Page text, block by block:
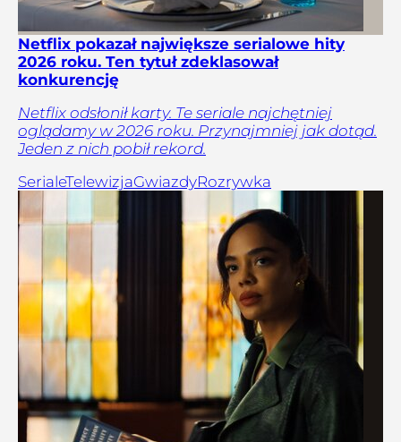
Netflix pokazał największe serialowe hity
2026 roku. Ten tytuł zdeklasował
konkurencję
Netflix odsłonił karty. Te seriale najchętniej
oglądamy w 2026 roku. Przynajmniej jak dotąd.
Jeden z nich pobił rekord.
SerialeTelewizjaGwiazdyRozrywka